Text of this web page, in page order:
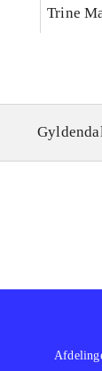
klasse :
Trine